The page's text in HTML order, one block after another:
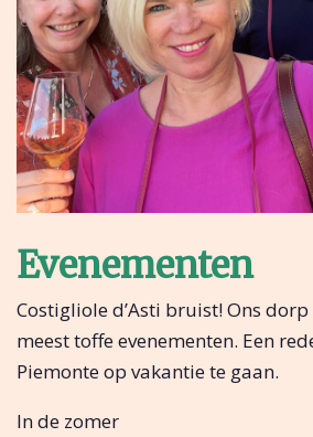
Evenementen
Costigliole d’Asti bruist! Ons
meest toffe evenementen. Een
Piemonte op vakantie te gaan.
In de zomer